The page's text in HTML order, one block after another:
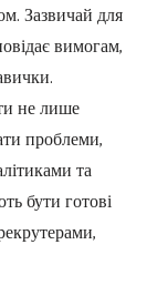
Зазвичай для
вимогам,
не лише
проблеми,
та
бути готові